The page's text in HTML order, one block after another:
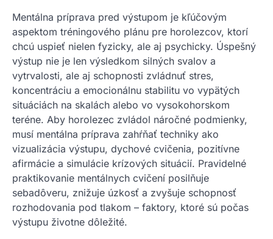
Mentálna príprava pred výstupom je kľúčovým
aspektom tréningového plánu pre horolezcov, ktorí
chcú uspieť nielen fyzicky, ale aj psychicky. Úspešný
výstup nie je len výsledkom silných svalov a
vytrvalosti, ale aj schopnosti zvládnuť stres,
koncentráciu a emocionálnu stabilitu vo vypätých
situáciách na skalách alebo vo vysokohorskom
teréne. Aby horolezec zvládol náročné podmienky,
musí mentálna príprava zahŕňať techniky ako
vizualizácia výstupu, dychové cvičenia, pozitívne
afirmácie a simulácie krízových situácií. Pravidelné
praktikovanie mentálnych cvičení posilňuje
sebadôveru, znižuje úzkosť a zvyšuje schopnosť
rozhodovania pod tlakom – faktory, ktoré sú počas
výstupu životne dôležité.